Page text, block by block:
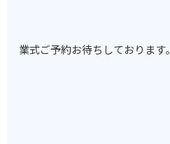
業式ご予約お待ちしております。